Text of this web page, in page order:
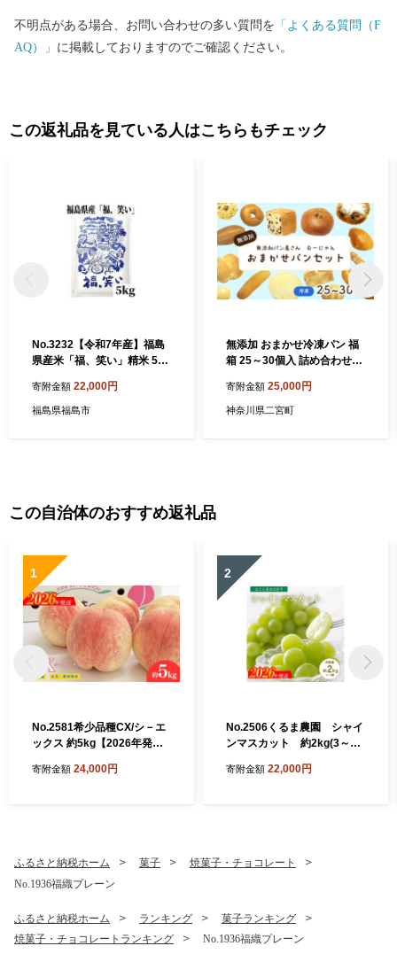
不明点がある場合、お問い合わせの多い質問を 「よくある質問（F
AQ）」 に掲載しておりますのでご確認ください。
この返礼品を見ている人はこちらもチェック
No.3232【令和7年産】福島
県産米「福、笑い」精米 5kg
寄附金額 22,000円
福島県福島市
無添加 おまかせ冷凍パン 福
箱 25～30個入 詰め合わせセ
せ セット 冷凍 詰め合わせ 食
べ比べ 福箱 無添加 添加物不
寄附金額 25,000円
神奈川県二宮町
この自治体のおすすめ返礼品
1
No.2581希少品種CX/シ－エ
ックス 約5kg【2026年発
寄附金額 24,000円
2
No.2506くるま農園 シャイ
ンマスカット 約2kg(3～5
約】
寄附金額 22,000円
ふるさと納税ホーム 菓子
焼菓子・チョコレート
No.1936福織プレーン
ふるさと納税ホーム ランキング
菓子ランキング
焼菓子・チョコレートランキング
No.1936福織プレーン